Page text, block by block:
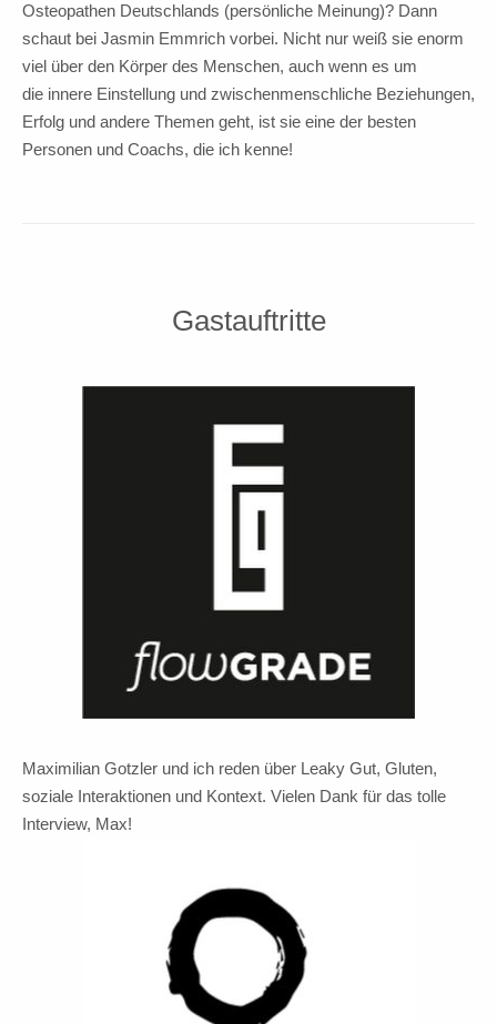
Osteopathen Deutschlands (persönliche Meinung)? Dann
schaut bei Jasmin Emmrich vorbei. Nicht nur weiß sie enorm
viel über den Körper des Menschen, auch wenn es um
die innere Einstellung und zwischenmenschliche Beziehungen,
Erfolg und andere Themen geht, ist sie eine der besten
Personen und Coachs, die ich kenne!
Gastauftritte
Maximilian Gotzler und ich reden über Leaky Gut, Gluten,
soziale Interaktionen und Kontext. Vielen Dank für das tolle
Interview, Max!